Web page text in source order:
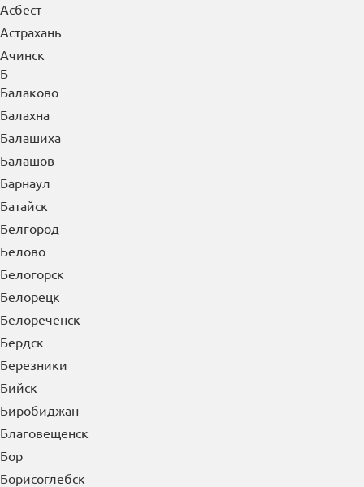
Асбест
Астрахань
Ачинск
Б
Балаково
Балахна
Балашиха
Балашов
Барнаул
Батайск
Белгород
Белово
Белогорск
Белорецк
Белореченск
Бердск
Березники
Бийск
Биробиджан
Благовещенск
Бор
Борисоглебск